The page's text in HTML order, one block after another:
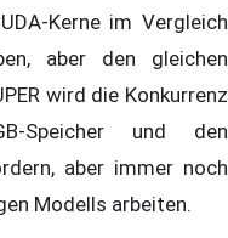
Kerne im Vergleich
aber den gleichen
wird die Konkurrenz
Speicher und den
aber immer noch
Modells arbeiten.